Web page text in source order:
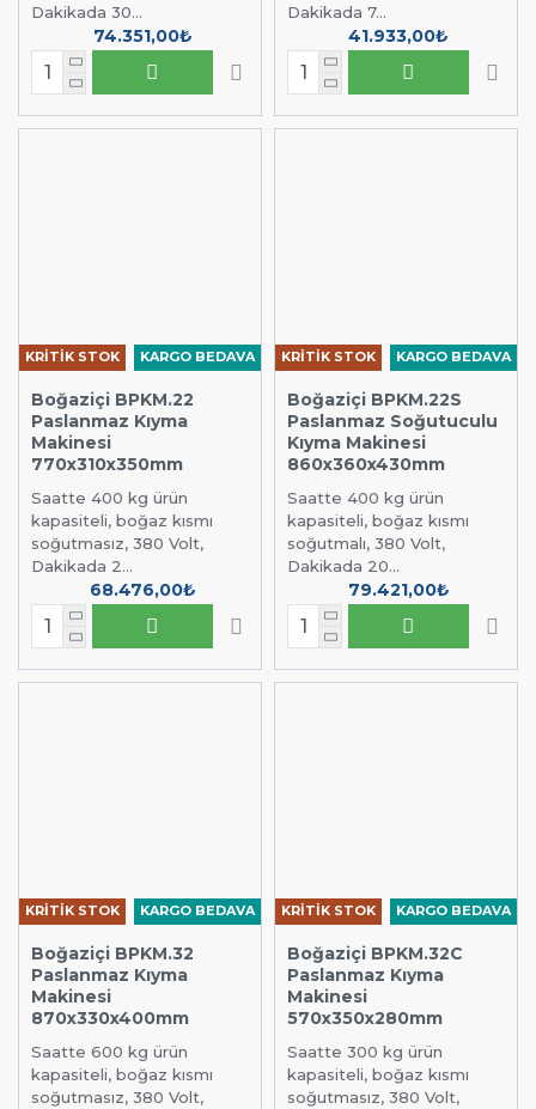
Dakikada 30...
74.351,00₺
Dakikada 7...
41.933,00₺
KARGO BEDAVA
KRİTİK STOK
Boğaziçi BPKM.22
Paslanmaz Kıyma
Makinesi
770x310x350mm
Saatte 400 kg ürün
kapasiteli, boğaz kısmı
soğutmasız, 380 Volt,
Dakikada 2...
68.476,00₺
KARGO BEDAVA
KRİTİK STOK
Boğaziçi BPKM.22S
Paslanmaz Soğutuculu
Kıyma Makinesi
860x360x430mm
Saatte 400 kg ürün
kapasiteli, boğaz kısmı
soğutmalı, 380 Volt,
Dakikada 20...
79.421,00₺
KARGO BEDAVA
KRİTİK STOK
Boğaziçi BPKM.32
Paslanmaz Kıyma
Makinesi
870x330x400mm
Saatte 600 kg ürün
kapasiteli, boğaz kısmı
soğutmasız, 380 Volt,
KARGO BEDAVA
KRİTİK STOK
Boğaziçi BPKM.32C
Paslanmaz Kıyma
Makinesi
570x350x280mm
Saatte 300 kg ürün
kapasiteli, boğaz kısmı
soğutmasız, 380 Volt,